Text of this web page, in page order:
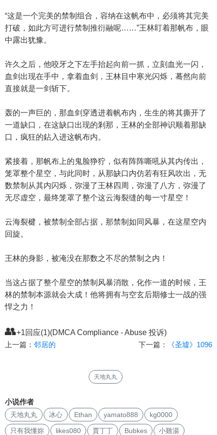
“这是一个完美的禁制组合，容纳在这帆布中，必须将其完美
打破，如此方可进行禁制推衍融呢……”王林盯着那帆布，眼
中露出犹豫。
许久之后，他咬牙之下左手抬起向前一抓，立刻血光一闪，
血剑出现在手中，拿着血剑，王林目中寒光闪烁，蓦然向前
直接就是一剑斩下。
轰的一声巨的，那血剑穿透进着帆布内，生生的将其撕开了
一道缺口，在这缺口出现的剎那，王林的全部神识顺着那缺
口，疯狂的鉆入进这帆布内。
紧接着，那帆布上的鬼脸狰狞，似有阵阵嘶吼从其内传出，
笼罩整个星空，与此同时，从那缺口内仿若有狂风吹出，无
数禁制从其内闪烁，弥漫了王林四周，弥漫了八方，弥漫了
无尽虚空，最终笼罩了整个这云海裂缝的每一寸星空！
云海裂楗，被禁制全部占据，那禁制如同风暴，在这星空内
回旋。
王林的身影，被淹没在那数之不尽的禁制之内！
当这占据了整个星空的禁制风暴消散，化作一道的时候，王
林的禁制本源就会大成！他将拥有与空玄后期修士一战的强
悍之力！
👥+1回应(1)(DMCA Compliance - Abuse 投诉)
上一篇： 邻居的 下一篇： 《圣墟》1096
天地丸丸
小说作者
天地丸丸 冰心 Ethan yamato888 kg0000
只有我懂妳 likes080 賈丁丁 Bubkes 小雞湯